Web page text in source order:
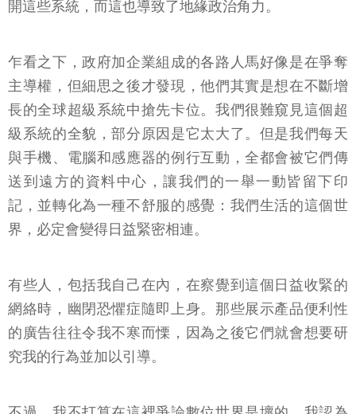
開這些系統，而這也導致了地緣政治角力。
乍看之下，政府加企業組成的各路人馬好像是在爭奪
主導權，但細思之後才發現，他們其實是想在不斷增
長的全球超級系統中搶先卡位。我們很難窺見這個超
級系統的全貌，部分原因是它太大了。但是我們每天
與手機、電腦和感應器的例行互動，全都會被它們傳
送到遠方的資料中心，讓我們的一舉一動皆留下印
記，並轉化為一種不舒服的感覺：我們生活的這個世
界，必定會變得日益緊密相連。
有些人，包括我自己在內，在察覺到這個日益收緊的
網絡時，幽閉恐懼症隨即上身。那些展示產品便利性
的廣告往往令我不寒而慄，因為之後它們就會想要研
究我的行為並加以引導。